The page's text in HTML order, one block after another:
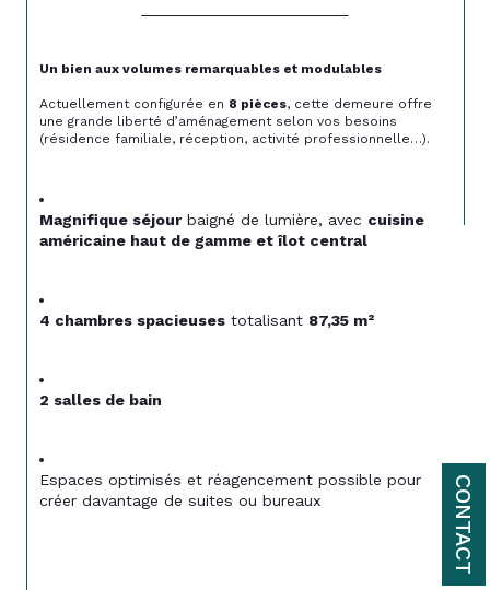
CONTACT
Un bien aux volumes remarquables et modulables
Actuellement configurée en 8 pièces, cette demeure offre
une grande liberté d’aménagement selon vos besoins
(résidence familiale, réception, activité professionnelle…).
Magnifique séjour baigné de lumière, avec cuisine
américaine haut de gamme et îlot central
4 chambres spacieuses totalisant 87,35 m²
2 salles de bain
Espaces optimisés et réagencement possible pour
créer davantage de suites ou bureaux